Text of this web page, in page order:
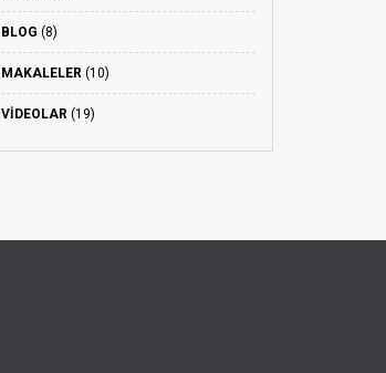
BLOG (8)
MAKALELER(10)
VIDEOLAR(19)